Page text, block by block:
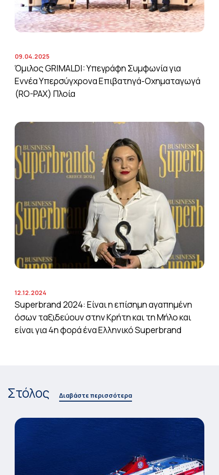
09.04.2025
Όμιλος GRIMALDI: Υπεγράφη Συμφωνία για
Εννέα Υπερσύγχρονα Επιβατηγά-Οχηματαγωγά
(RO-PAX) Πλοία
12.12.2024
Superbrand 2024: Είναι η επίσημη αγαπημένη
όσων ταξιδεύουν στην Κρήτη και τη Μήλο και
είναι για 4η φορά ένα Ελληνικό Superbrand
Στόλος Διαβάστε περισσότερα